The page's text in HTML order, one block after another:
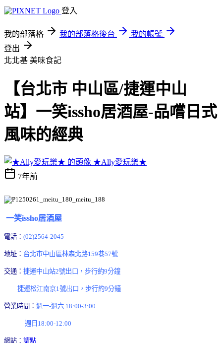
登入
我的部落格 我的部落格後台
我的帳號
登出
北北基 美味食記
【台北市 中山區/捷運中山
站】一笑issho居酒屋-品嚐日式
風味的經典
★Ally愛玩樂★
7年前
一笑issho居酒屋
電話： (02)2564-2045
地址： 台北市中山區林森北路159巷57號
交通： 捷運中山站2號出口，步行約9分鐘
捷運松江南京1號出口，步行約9分鐘
營業時間： 週一-週六 18:00-3:00
週日18:00-12:00
網站： 請點